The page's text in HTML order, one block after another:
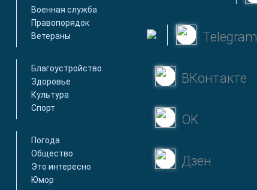
Военная служба
Правопорядок
Ветераны
Благоустройство
Здоровье
Культура
Спорт
Погода
Общество
Это интересно
Юмор
Telegram
ВКонтакте
OK
Дзен